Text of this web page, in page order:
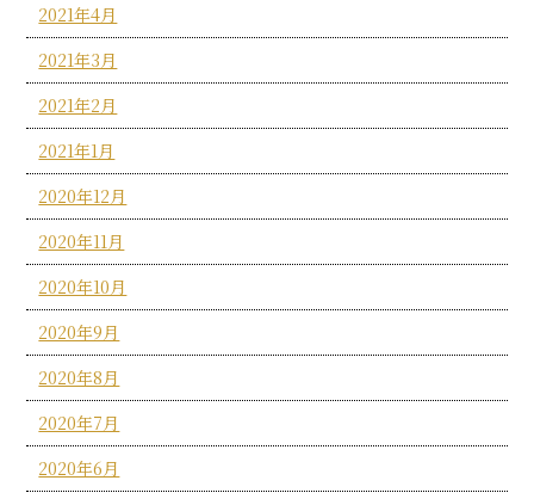
2021年4月
2021年3月
2021年2月
2021年1月
2020年12月
2020年11月
2020年10月
2020年9月
2020年8月
2020年7月
2020年6月